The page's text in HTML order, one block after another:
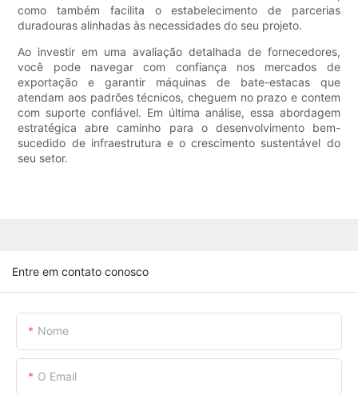
como também facilita o estabelecimento de parcerias
duradouras alinhadas às necessidades do seu projeto.
Ao investir em uma avaliação detalhada de fornecedores,
você pode navegar com confiança nos mercados de
exportação e garantir máquinas de bate-estacas que
atendam aos padrões técnicos, cheguem no prazo e contem
com suporte confiável. Em última análise, essa abordagem
estratégica abre caminho para o desenvolvimento bem-
sucedido de infraestrutura e o crescimento sustentável do
seu setor.
Entre em contato conosco
Nome
O Email